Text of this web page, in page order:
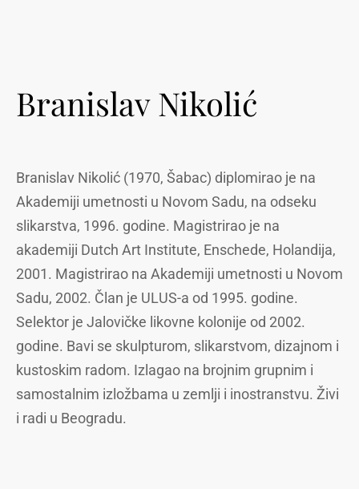
Branislav Nikolić
Branislav Nikolić (1970, Šabac) diplomirao je na
Akademiji umetnosti u Novom Sadu, na odseku
slikarstva, 1996. godine. Magistrirao je na
akademiji Dutch Art Institute, Enschede, Holandija,
2001. Magistrirao na Akademiji umetnosti u Novom
Sadu, 2002. Član je ULUS-a od 1995. godine.
Selektor je Jalovičke likovne kolonije od 2002.
godine. Bavi se skulpturom, slikarstvom, dizajnom i
kustoskim radom. Izlagao na brojnim grupnim i
samostalnim izložbama u zemlji i inostranstvu. Živi
i radi u Beogradu.